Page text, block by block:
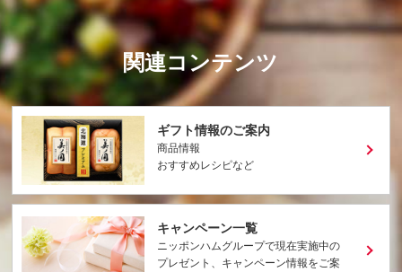
関連コンテンツ
ギフト情報のご案内
商品情報
おすすめレシピなど
キャンペーン一覧
ニッポンハムグループで現在実施中の
プレゼント、キャンペーン情報をご案